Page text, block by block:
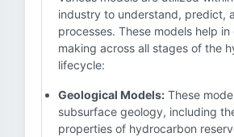
industry to understand, predict,
processes. These models help
making across all stages of the
lifecycle:
Geological Models: These
subsurface geology, including
properties of hydrocarbon